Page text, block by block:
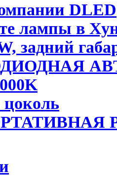
DLED
лампы в
задний
цоколь